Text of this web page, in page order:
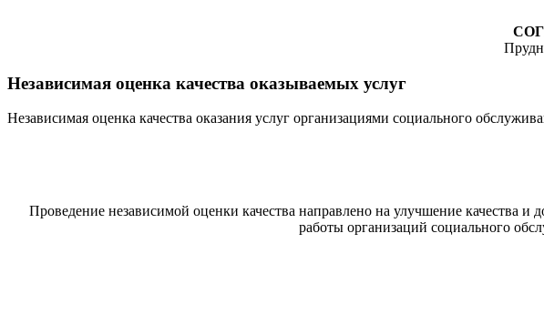
Независимая оценка качества оказываемых услуг
Независимая оценка качества оказания услуг организациями социального
Проведение независимой оценки качества направлено на улучшение качества
работы организаций социального